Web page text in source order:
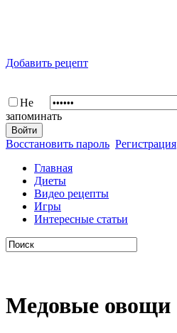
Добавить рецепт
Не
запоминать
Восстановить пароль Регистрация
Главная
Диеты
Видео рецепты
Игры
Интересные статьи
Медовые овощи